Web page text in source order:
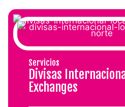
Servicios
Divisas
Exchanges